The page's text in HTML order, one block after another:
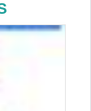
hotel
na
všetci
salón